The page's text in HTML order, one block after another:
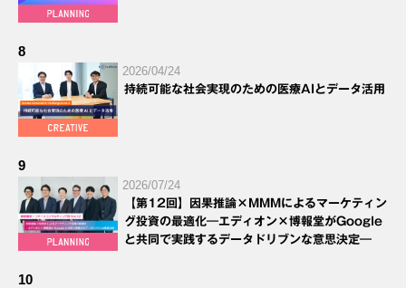
8
2026/04/24
持続可能な社会実現のための医療AIとデータ活用
9
2026/07/24
【第12回】因果推論×MMMによるマーケティン
グ投資の最適化―エディオン×博報堂がGoogle
と共同で実践するデータドリブンな意思決定―
10